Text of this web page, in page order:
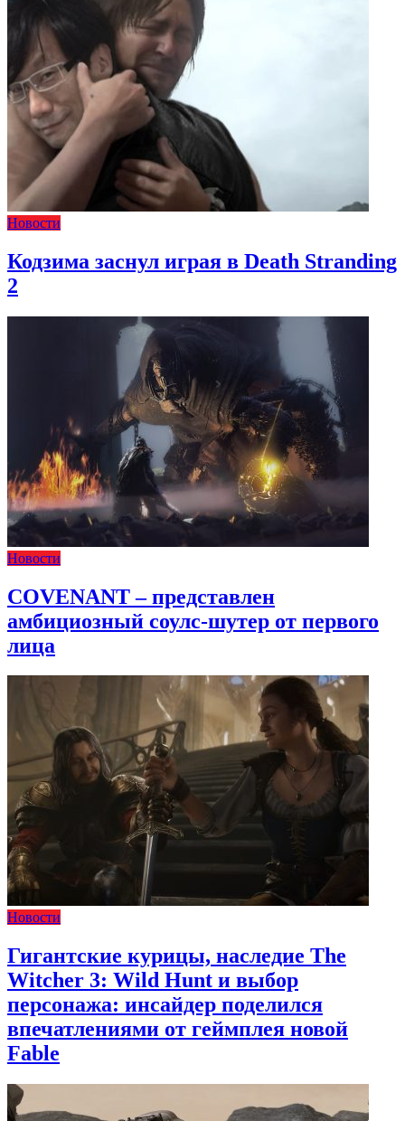
Новости
Кодзима заснул играя в Death Stranding
2
Новости
COVENANT – представлен
амбициозный соулс-шутер от первого
лица
Новости
Гигантские курицы, наследие The
Witcher 3: Wild Hunt и выбор
персонажа: инсайдер поделился
впечатлениями от геймплея новой
Fable